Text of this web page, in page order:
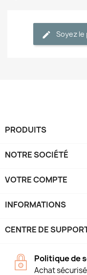
Soyez le
PRODUITS
NOTRE SOCIÉTÉ
VOTRE COMPTE
INFORMATIONS
CENTRE DE
Politique de
Achat